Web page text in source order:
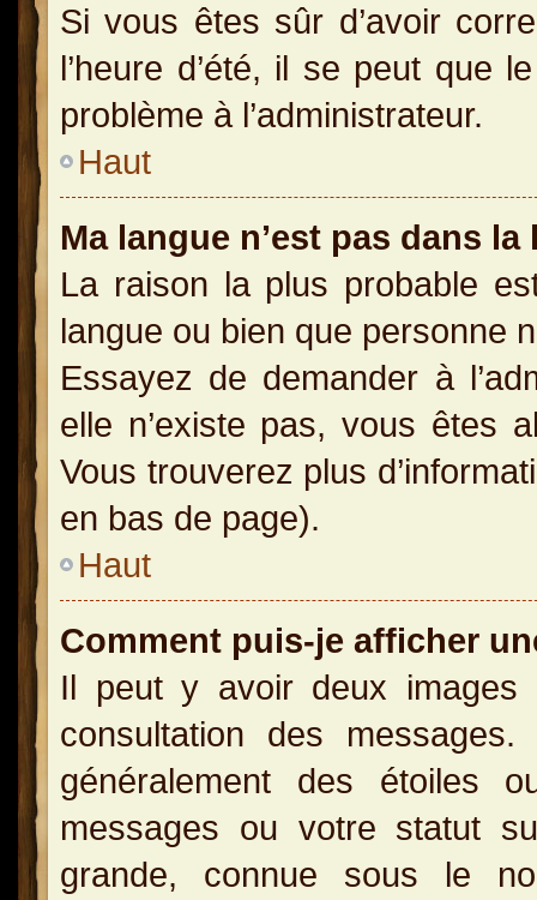
Si vous êtes sûr d’avoir
l’heure d’été, il se peut que
problème à l’administrateur.
Haut
Ma langue n’est pas dans la
La raison la plus probable
langue ou bien que personne
Essayez de demander à
elle n’existe pas, vous êtes
Vous trouverez plus
en bas de page).
Haut
Comment puis-je afficher
Il peut y avoir deux images
consultation des
généralement des étoiles
messages ou votre statut
grande, connue sous le